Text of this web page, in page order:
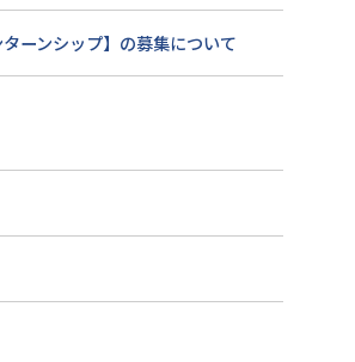
ターンシップ】の募集について